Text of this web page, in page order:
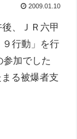
2009.01.10
、ＪＲ六甲
行動」を行
参加でした
る被爆者支